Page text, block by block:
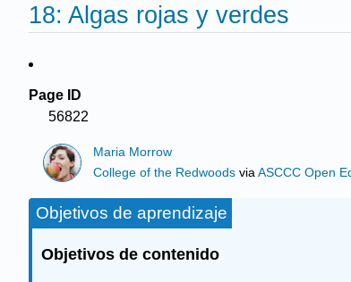
18: Algas rojas y verdes
Page ID
56822
Maria Morrow
College of the Redwoods viaASCCC Open
Objetivos de aprendizaje
Objetivos de contenido